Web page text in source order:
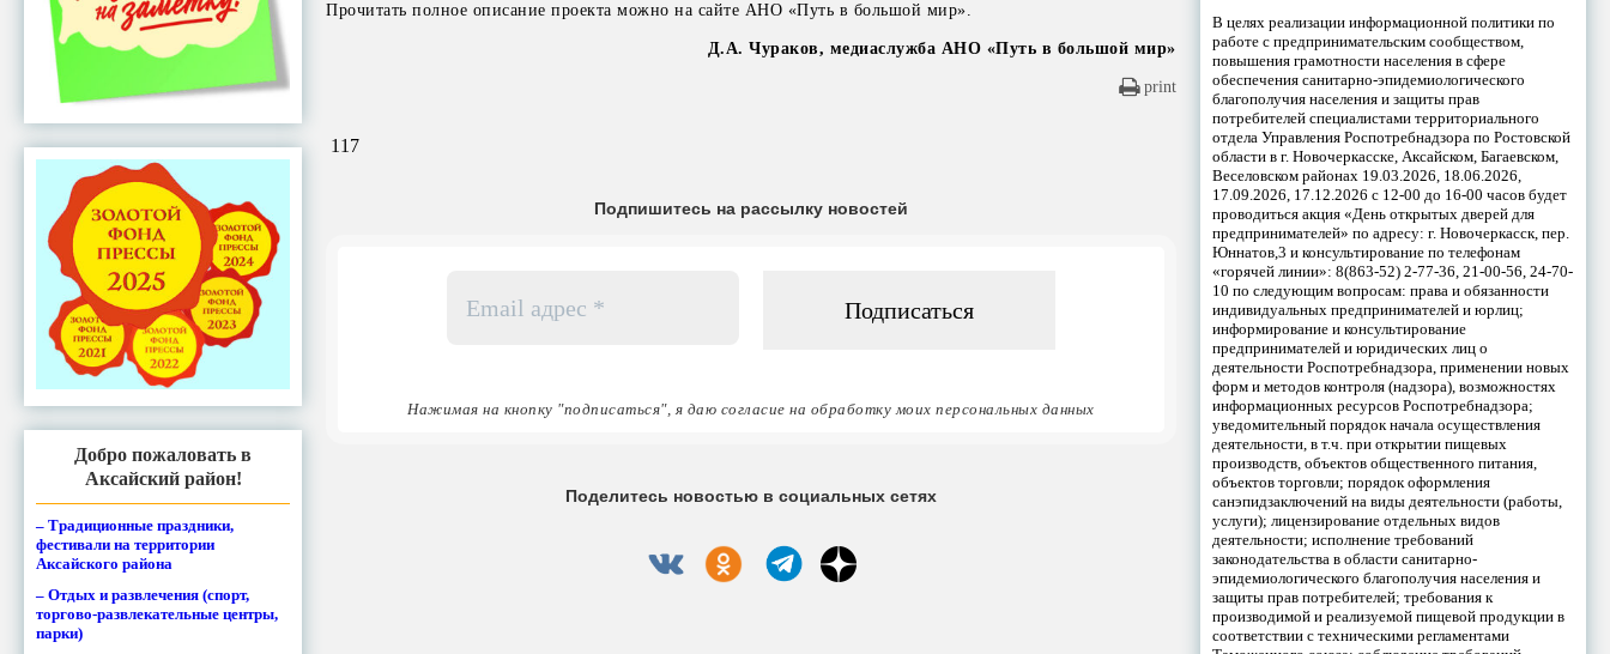
Добро пожаловать в
Аксайский район!
– Традиционные праздники,
фестивали на территории
Аксайского района
– Отдых и развлечения (спорт,
торгово-развлекательные центры,
парки)
Прочитать полное описание проекта можно на сайте АНО «Путь в большой мир».
Д.А. Чураков, медиаслужба АНО «Путь в большой мир»
print
117
Подпишитесь на рассылку новостей
адрес
Нажимая на кнопку "подписаться", я даю согласие на обработку моих персональных данных
Поделитесь новостью в социальных сетях
В целях реализации информационной политики по
работе с предпринимательским сообществом,
повышения грамотности населения в сфере
обеспечения санитарно-эпидемиологического
благополучия населения и защиты прав
потребителей специалистами территориального
отдела Управления Роспотребнадзора по Ростовской
области в г. Новочеркасске, Аксайском, Багаевском,
Веселовском районах 19.03.2026, 18.06.2026,
17.09.2026, 17.12.2026 с 12-00 до 16-00 часов будет
проводиться акция «День открытых дверей для
предпринимателей» по адресу: г. Новочеркасск, пер.
Юннатов,3 и консультирование по телефонам
«горячей линии»: 8(863-52) 2-77-36, 21-00-56, 24-70-
10 по следующим вопросам: права и обязанности
индивидуальных предпринимателей и юрлиц;
информирование и консультирование
предпринимателей и юридических лиц о
деятельности Роспотребнадзора, применении новых
форм и методов контроля (надзора), возможностях
информационных ресурсов Роспотребнадзора;
уведомительный порядок начала осуществления
деятельности, в т.ч. при открытии пищевых
производств, объектов общественного питания,
объектов торговли; порядок оформления
санэпидзаключений на виды деятельности (работы,
услуги); лицензирование отдельных видов
деятельности; исполнение требований
законодательства в области санитарно-
эпидемиологического благополучия населения и
защиты прав потребителей; требования к
производимой и реализуемой пищевой продукции в
соответствии с техническими регламентами